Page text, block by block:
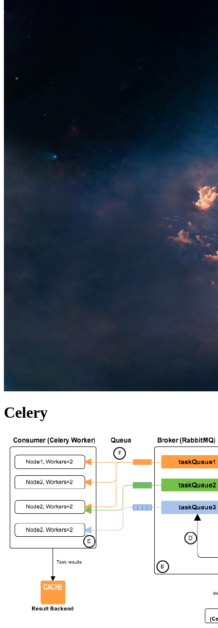
Celery